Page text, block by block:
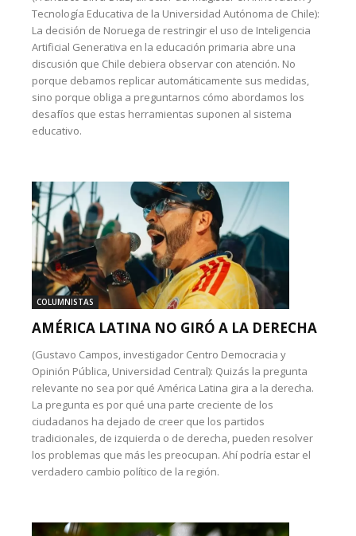
Tecnología Educativa de la Universidad Autónoma de Chile):
La decisión de Noruega de restringir el uso de Inteligencia
Artificial Generativa en la educación primaria abre una
discusión que Chile debiera observar con atención. No
porque debamos replicar automáticamente sus medidas,
sino porque obliga a preguntarnos cómo abordamos los
desafíos que estas herramientas suponen al sistema
educativo.
COLUMNISTAS
AMÉRICA LATINA NO GIRÓ A LA DERECHA
(Gustavo Campos, investigador Centro Democracia y
Opinión Pública, Universidad Central): Quizás la pregunta
relevante no sea por qué América Latina gira a la derecha.
La pregunta es por qué una parte creciente de los
ciudadanos ha dejado de creer que los partidos
tradicionales, de izquierda o de derecha, pueden resolver
los problemas que más les preocupan. Ahí podría estar el
verdadero cambio político de la región.